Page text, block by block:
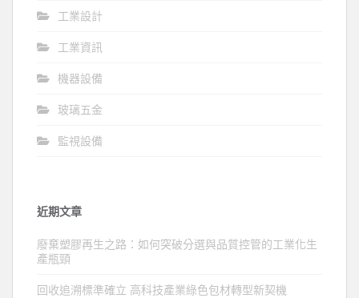
工業設計
工業資訊
機器設備
玻璃五金
監視設備
近期文章
廢棄塑膠再生之路：如何突破分選與品質控管的工業化生
產瓶頸
回收追溯標準確立 高科技產業綠色包材轉型新契機